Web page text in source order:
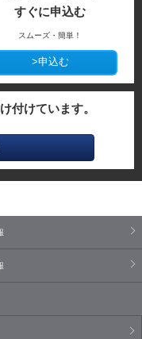
すぐに申込む
スムーズ・簡単！
>申込む
付けています。